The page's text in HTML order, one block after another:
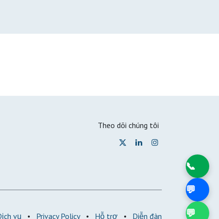
Theo dõi chúng tôi
vụ • Privacy Policy • Hỗ trợ • Diễn đàn
📞
💬
💬